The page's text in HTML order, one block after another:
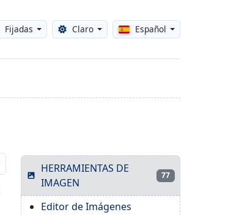
Fijadas Toggle theme
Claro Español
HERRAMIENTAS DE
IMAGEN
77
Editor de Imágenes